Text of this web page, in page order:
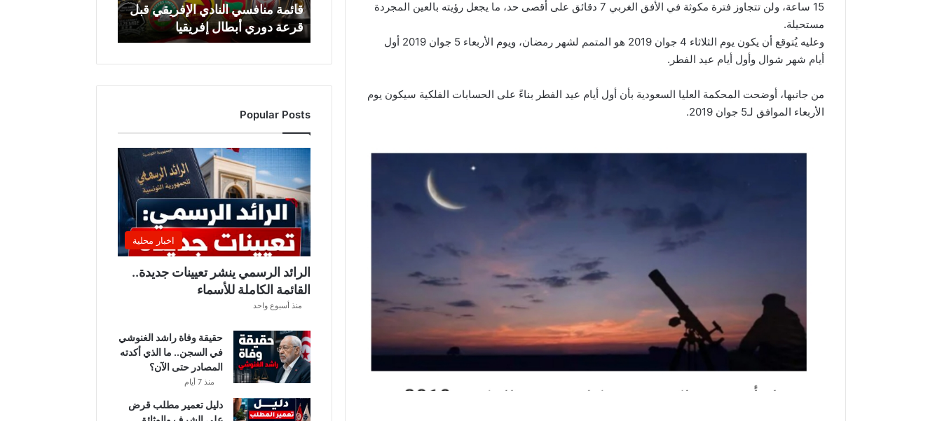
15 ساعة، ولن تتجاوز فترة مكوثة في الأفق الغربي 7 دقائق على أقصى حد، ما يجعل رؤيته بالعين المجردة
مستحيلة.
وعليه يُتوقع أن يكون يوم الثلاثاء 4 جوان 2019 هو المتمم لشهر رمضان، ويوم الأربعاء 5 جوان 2019​​ أول
أيام شهر شوال وأول أيام عيد الفطر.
من جانبها، أوضحت المحكمة العليا السعودية بأن أول أيام عيد الفطر بناءً على الحسابات الفلكية سيكون يوم
الأربعاء الموافق لـ5 جوان 2019.
ف
س
ي
ن
د
ي
ا
ف
ر
ي
ق
ي
ب
ل
ع
ة
د
و
ر
ي
قائمة منافسي النادي الإفريقي قبل
قرعة دوري أبطال إفريقيا
Popular Posts
اخبار محلية
الرائد الرسمي ينشر تعيينات جديدة..
القائمة الكاملة للأسماء
منذ أسبوع واحد
حقيقة وفاة راشد الغنوشي
في السجن.. ما الذي أكدته
المصادر حتى الآن؟
منذ 7 أيام
دليل تعمير مطلب قرض